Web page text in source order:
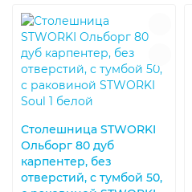
Столешница STWORKI
Ольборг 80 дуб
карпентер, без
отверстий, с тумбой 50,